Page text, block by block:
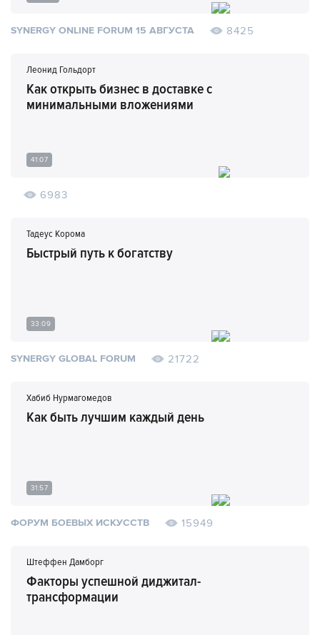
SYNERGY ONLINE FORUM 15 АВГУСТА 8425
Леонид Гольдорт
Как открыть бизнес в доставке с
минимальными вложениями
41:07
6983
Тадеус Корома
Быстрый путь к богатству
33:09
SYNERGY GLOBAL FORUM 21722
Хабиб Нурмагомедов
Как быть лучшим каждый день
31:57
ФОРУМ БОЕВЫХ ИСКУССТВ 15949
Штеффен Дамборг
Факторы успешной диджитал-
трансформации